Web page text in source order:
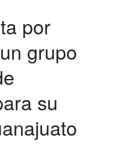
por
grupo
su